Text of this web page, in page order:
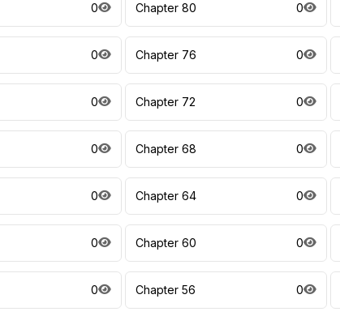
0 Chapter 80 0
0 Chapter 76 0
0 Chapter 72 0
0 Chapter 68 0
0 Chapter 64 0
0 Chapter 60 0
0 Chapter 56 0